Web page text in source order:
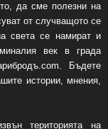
да сме полезни на
от случващото се
света се намират и
век в града
Бъдете
истории, мнения,
територията на